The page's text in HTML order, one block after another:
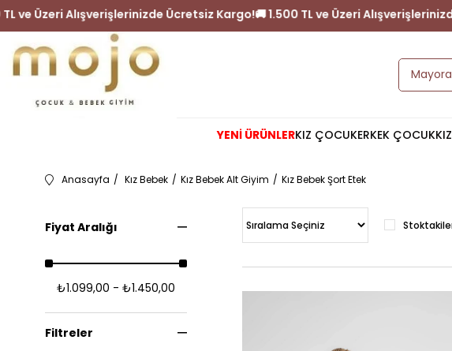
1.500 TL ve Üzeri Alışverişlerinizde Ücretsiz Kargo!🚚 1.500 TL ve Üzeri
YENİ ÜRÜNLERKIZ ÇOCUKERKEK ÇOCUK
Anasayfa Kız Bebek Kız Bebek Alt Giyim Kız Bebek Şort Etek
Fiyat Aralığı
₺1.099,00 - ₺1.450,00
Filtreler